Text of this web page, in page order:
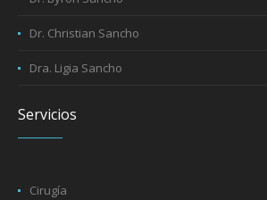
Dr. Christian Sancho
Dra. Ligia Sancho
Servicios
Cirugía